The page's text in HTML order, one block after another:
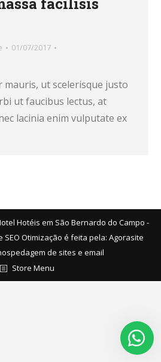
01/07/2017
mauris, ut scelerisque justo
ut faucibus lectus, at
lacinia enim vulputate ex
Hotéis em São Bernardo do Campo -
SEO Otimização é feita pela: Agorasite
de sites e email
Store Menu